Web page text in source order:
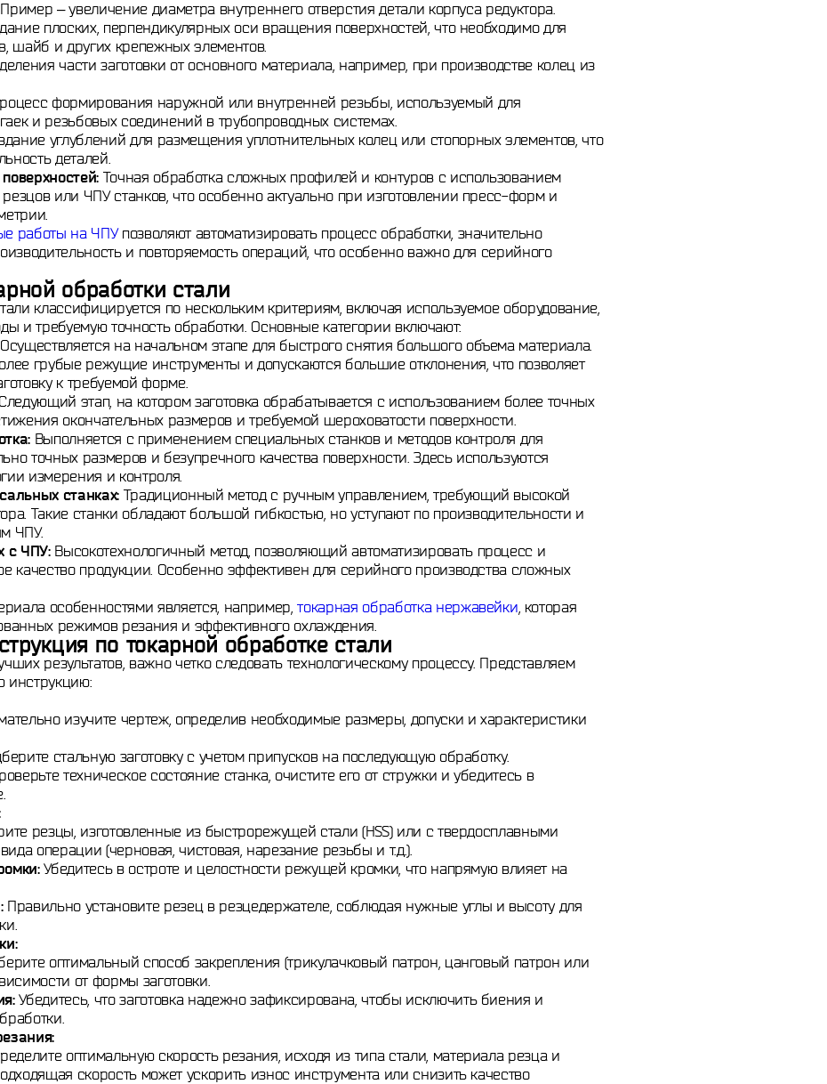
– увеличение диаметра внутреннего отверстия детали корпуса редуктора.
плоских, перпендикулярных оси вращения поверхностей, что необходимо для
шайб и других крепежных элементов.
части заготовки от основного материала, например, при производстве колец из
формирования наружной или внутренней резьбы, используемый для
и резьбовых соединений в трубопроводных системах.
углублений для размещения уплотнительных колец или стопорных элементов, что
деталей.
Точная обработка сложных профилей и контуров с использованием
или ЧПУ станков, что особенно актуально при изготовлении пресс-форм и
работы на ЧПУпозволяют автоматизировать процесс обработки, значительно
и повторяемость операций, что особенно важно для серийного
обработки стали
классифицируется по нескольким критериям, включая используемое оборудование,
и требуемую точность обработки. Основные категории включают:
на начальном этапе для быстрого снятия большого объема материала.
грубые режущие инструменты и допускаются большие отклонения, что позволяет
к требуемой форме.
этап, на котором заготовка обрабатывается с использованием более точных
окончательных размеров и требуемой шероховатости поверхности.
Выполняется с применением специальных станков и методов контроля для
точных размеров и безупречного качества поверхности. Здесь используются
измерения и контроля.
станках:Традиционный метод с ручным управлением, требующий высокой
Такие станки обладают большой гибкостью, но уступают по производительности и
ЧПУ.
с ЧПУ:Высокотехнологичный метод, позволяющий автоматизировать процесс и
качество продукции. Особенно эффективен для серийного производства сложных
особенностями является, например,токарная обработка нержавейки , которая
режимов резания и эффективного охлаждения.
по токарной обработке стали
результатов, важно четко следовать технологическому процессу. Представляем
инструкцию:
изучите чертеж, определив необходимые размеры, допуски и характеристики
стальную заготовку с учетом припусков на последующую обработку.
техническое состояние станка, очистите его от стружки и убедитесь в
резцы, изготовленные из быстрорежущей стали (HSS) или с твердосплавными
операции (черновая, чистовая, нарезание резьбы и т.д.).
Убедитесь в остроте и целостности режущей кромки, что напрямую влияет на
Правильно установите резец в резцедержателе, соблюдая нужные углы и высоту для
оптимальный способ закрепления (трикулачковый патрон, цанговый патрон или
от формы заготовки.
Убедитесь, что заготовка надежно зафиксирована, чтобы исключить биения и
оптимальную скорость резания, исходя из типа стали, материала резца и
скорость может ускорить износ инструмента или снизить качество